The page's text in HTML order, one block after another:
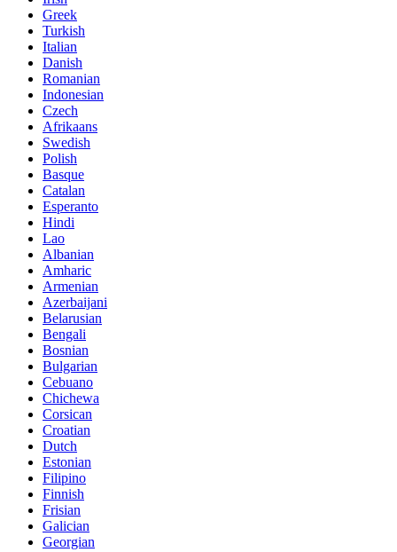
Greek
Turkish
Italian
Danish
Romanian
Indonesian
Czech
Afrikaans
Swedish
Polish
Basque
Catalan
Esperanto
Hindi
Lao
Albanian
Amharic
Armenian
Azerbaijani
Belarusian
Bengali
Bosnian
Bulgarian
Cebuano
Chichewa
Corsican
Croatian
Dutch
Estonian
Filipino
Finnish
Frisian
Galician
Georgian